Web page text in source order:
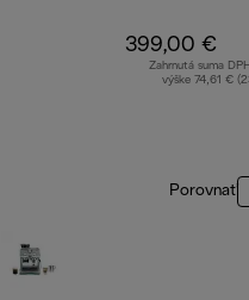
399,00 €
Zahrnutá suma
výške 74,61 €
Porovnať